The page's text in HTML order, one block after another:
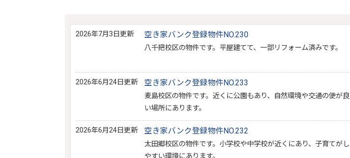
2026年7月3日更新 空き家バンク登録物件NO.230
八千把校区の物件です。平屋建てて、一部リフォーム済みです。
2026年6月24日更新 空き家バンク登録物件NO.233
麦島校区の物件です。近くに公園もあり、自然環境や交通の便が良
い場所にあります。
2026年6月24日更新 空き家バンク登録物件NO.232
太田郷校区の物件です。小学校や中学校が近くにあり、子育てがし
やすい環境にあります。